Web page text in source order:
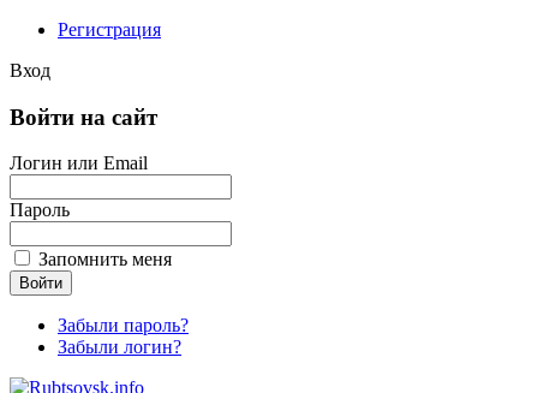
Регистрация
Вход
Войти на сайт
Логин или Email
Пароль
Запомнить меня
Забыли пароль?
Забыли логин?